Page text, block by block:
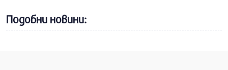
Подобни новини: